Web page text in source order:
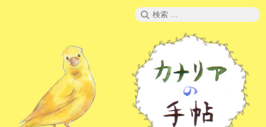
検
索: